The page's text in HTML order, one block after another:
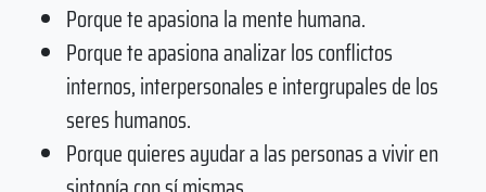
Porque te apasiona la mente humana.
Porque te apasiona analizar los conflictos
internos, interpersonales e intergrupales de los
seres humanos.
Porque quieres ayudar a las personas a vivir en